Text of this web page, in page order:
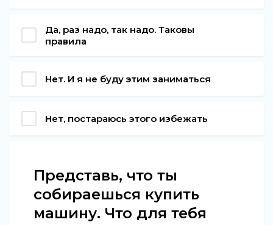
Да, раз надо, так надо. Таковы
правила
Нет. И я не буду этим заниматься
Нет, постараюсь этого избежать
Представь, что ты
собираешься купить
машину. Что для тебя